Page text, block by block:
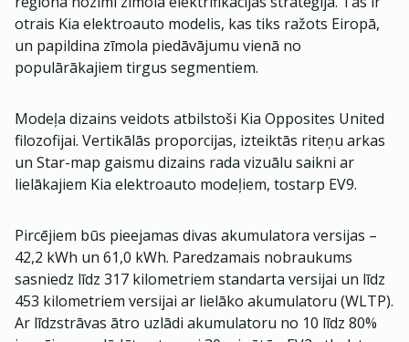
otrais Kia elektroauto modelis, kas tiks ražots Eiropā,
un papildina zīmola piedāvājumu vienā no
populārākajiem tirgus segmentiem.
Modeļa dizains veidots atbilstoši Kia Opposites United
filozofijai. Vertikālās proporcijas, izteiktās riteņu arkas
un Star-map gaismu dizains rada vizuālu saikni ar
lielākajiem Kia elektroauto modeļiem, tostarp EV9.
Pircējiem būs pieejamas divas akumulatora versijas –
42,2 kWh un 61,0 kWh. Paredzamais nobraukums
sasniedz līdz 317 kilometriem standarta versijai un līdz
453 kilometriem versijai ar lielāko akumulatoru (WLTP).
Ar līdzstrāvas ātro uzlādi akumulatoru no 10 līdz 80%